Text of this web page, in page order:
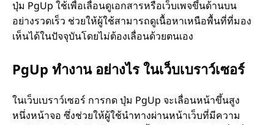
ปุ่ม PgUp ใช้เพื่อเลื่อนดูเอกสารหรือเว็บเพจขึ้นด้านบน
อย่างรวดเร็ว ช่วยให้ผู้ใช้สามารถดูเนื้อหาเหนือพื้นที่ที่มอง
เห็นได้ในปัจจุบันโดยไม่ต้องเลื่อนด้วยตนเอง
PgUp ทำงาน อย่างไร ในเว็บเบราว์เซอร์
ในเว็บเบราว์เซอร์ การกด ปุ่ม PgUp จะเลื่อนหน้าขึ้นสูง
หนึ่งหน้าจอ ซึ่งช่วยให้ผู้ใช้นำทางผ่านหน้าเว็บที่มีความ